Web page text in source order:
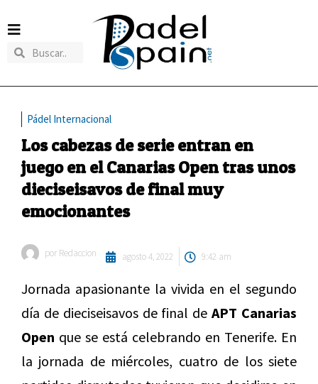
Pádel Internacional
Los cabezas de serie entran en
juego en el Canarias Open tras unos
dieciseisavos de final muy
emocionantes
por Redaccion agosto 4, 2022 9:42 am
Jornada apasionante la vivida en el segundo
día de dieciseisavos de final deAPT Canarias
Open que se está celebrando en Tenerife. En
la jornada de miércoles, cuatro de los siete